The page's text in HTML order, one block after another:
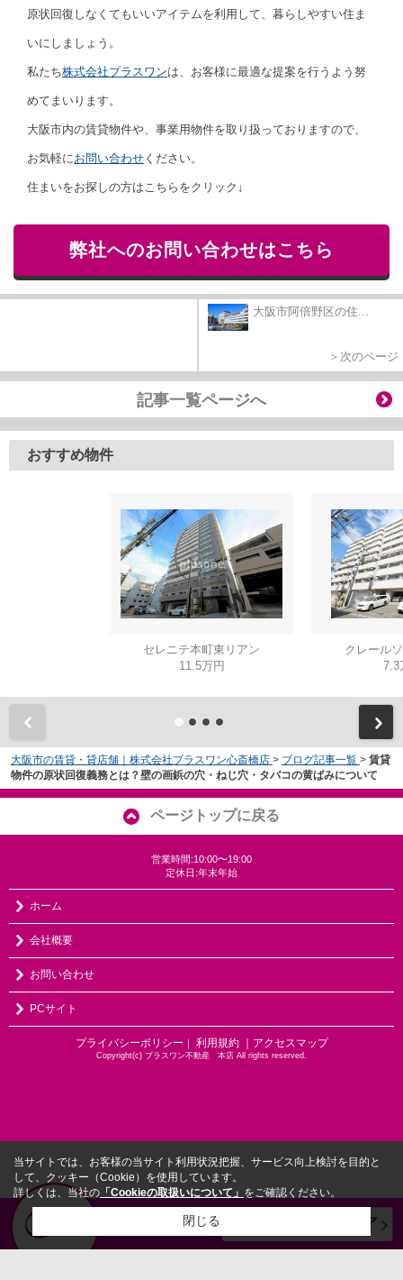
原状回復しなくてもいいアイテムを利用して、暮らしやすい住ま
いにしましょう。
私たち株式会社プラスワンは、お客様に最適な提案を行うよう努
めてまいります。
大阪市内の賃貸物件や、事業用物件を取り扱っておりますので、
お気軽にお問い合わせ ください。
住まいをお探しの方はこちらをクリック↓
弊社へのお問い合わせはこちら
大阪市阿倍野区の住...
＞次のページ
記事一覧ページへ
おすすめ物件
セレニテ本町東リアン
11.5万円
クレール
7.3
大阪市の賃貸・貸店舗｜株式会社プラスワン心斎橋店 > ブログ記事一覧 > 賃貸
物件の原状回復義務とは？壁の画鋲の穴・ねじ穴・タバコの黄ばみについて
ページトップに戻る
営業時間:10:00〜19:00
定休日:年末年始
ホーム
会社概要
お問い合わせ
PCサイト
プライバシーポリシー ｜ 利用規約 ｜アクセスマップ
Copyright(c) プラスワン不動産 本店 All rights reserved.
当サイトでは、お客様の当サイト利用状況把握、サービス向上検討を目的と
して、クッキー（Cookie）を使用しています。
詳しくは、当社の 「Cookieの取扱いについて」 をご確認ください。
閉じる